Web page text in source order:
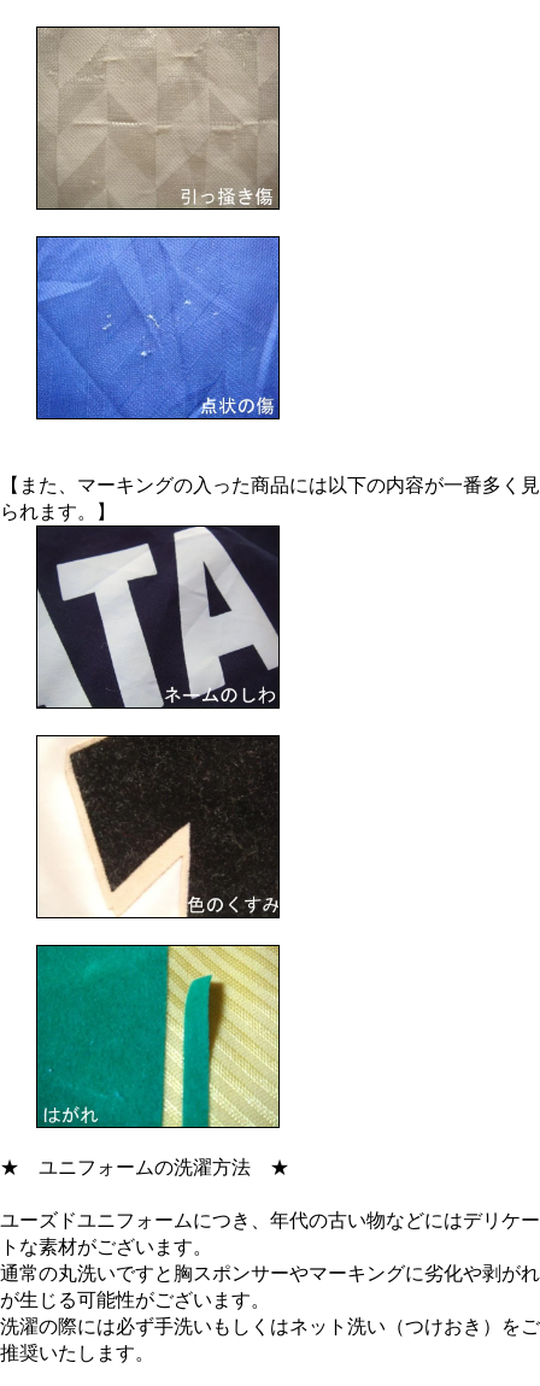
【また、マーキングの入った商品には以下の内容が一番多く見
られます。】
★ ユニフォームの洗濯方法 ★
ユーズドユニフォームにつき、年代の古い物などにはデリケー
トな素材がございます。
通常の丸洗いですと胸スポンサーやマーキングに劣化や剥がれ
が生じる可能性がございます。
洗濯の際には必ず手洗いもしくはネット洗い（つけおき）をご
推奨いたします。